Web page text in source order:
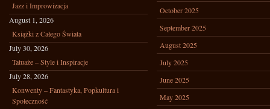
Jazz i Improwizacja
August 1, 2026
Książki z Całego Świata
July 30, 2026
Tatuaże – Style i Inspiracje
July 28, 2026
Konwenty – Fantastyka, Popkultura i
Społeczność
October 2025
September 2025
August 2025
July 2025
June 2025
May 2025